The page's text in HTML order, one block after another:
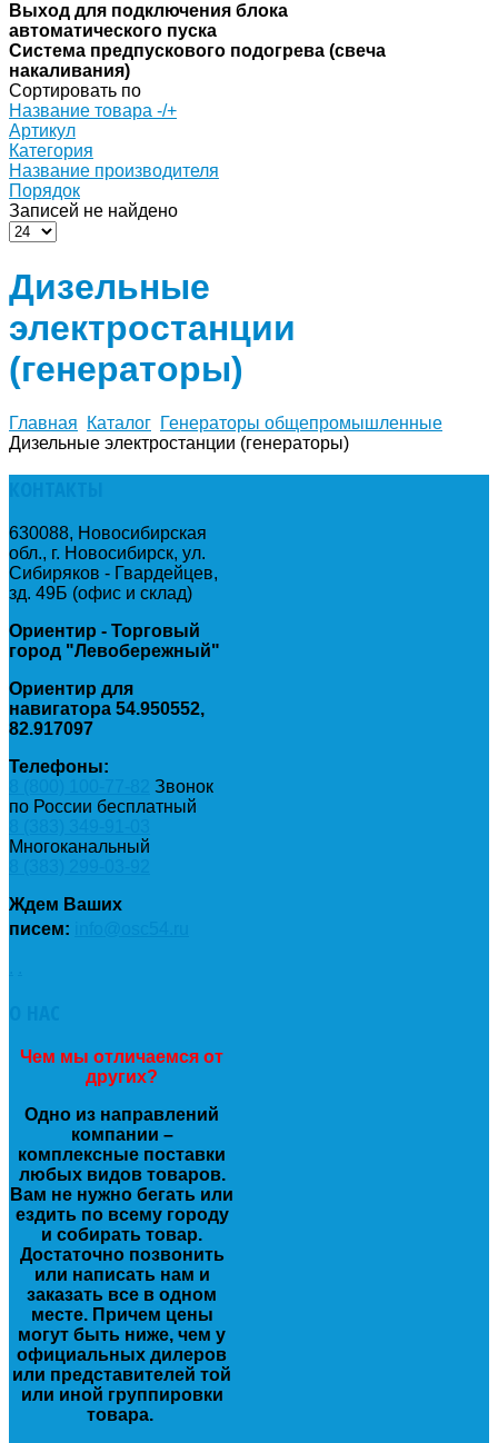
Выход для подключения блока
автоматического пуска
Система предпускового подогрева (свеча
накаливания)
Сортировать по
Название товара -/+
Артикул
Категория
Название производителя
Порядок
Записей не найдено
Дизельные
электростанции
(генераторы)
Главная Каталог Генераторы общепромышленные
Дизельные электростанции (генераторы)
630088, Новосибирская
обл., г. Новосибирск, ул.
Сибиряков - Гвардейцев,
зд. 49Б (офис и склад)
Ориентир - Торговый
город "Левобережный"
Ориентир для
навигатора 54.950552,
82.917097
Телефоны:
Звонок
по России бесплатный
Многоканальный
Ждем Ваших
писем:
Чем мы отличаемся от
других?
Одно из направлений
компании –
комплексные поставки
любых видов товаров.
Вам не нужно бегать или
ездить по всему городу
и собирать товар.
Достаточно позвонить
или написать нам и
заказать все в одном
месте. Причем цены
могут быть ниже, чем у
официальных дилеров
или представителей той
или иной группировки
товара.